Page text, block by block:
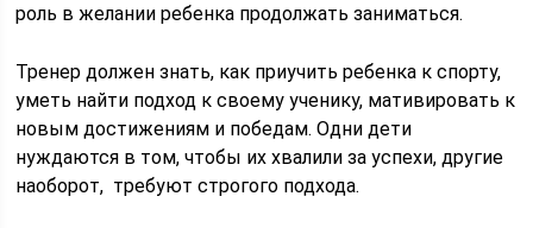
роль в желании ребенка продолжать заниматься.
Тренер должен знать, как приучить ребенка к спорту,
уметь найти подход к своему ученику, мативировать к
новым достижениям и победам. Одни дети
нуждаются в том, чтобы их хвалили за успехи, другие
наоборот, требуют строгого подхода.